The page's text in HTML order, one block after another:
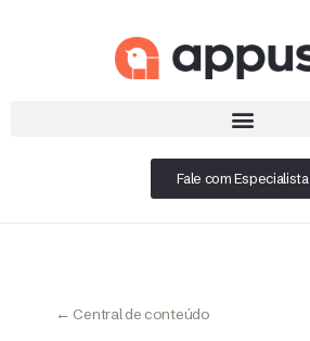
Fale com Especialista
← Central de conteúdo